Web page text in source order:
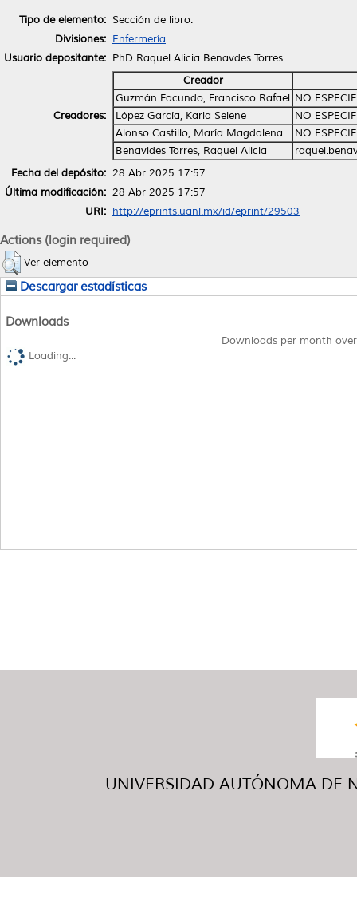
Tipo de elemento: Sección de libro.
Divisiones: Enfermería
Usuario depositante: PhD Raquel Alicia Benavdes Torres
Creadores:
Creador
Guzmán Facundo, Francisco Rafael NO
López García, Karla Selene
NO
Alonso Castillo, María Magdalena
NO
Benavides Torres, Raquel Alicia
Fecha del depósito: 28 Abr 2025 17:57
Última modificación: 28 Abr 2025 17:57
URI: http://eprints.uanl.mx/id/eprint/29503
Actions (login required)
Ver elemento
Descargar estadísticas
Downloads
Downloads per month
Loading...
UNIVERSIDAD AUTÓNOMA DE